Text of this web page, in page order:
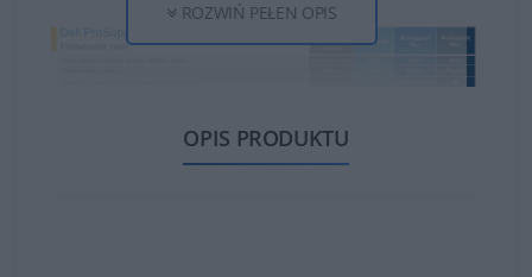
ROZWIŃ PEŁEN OPIS
OPIS PRODUKTU